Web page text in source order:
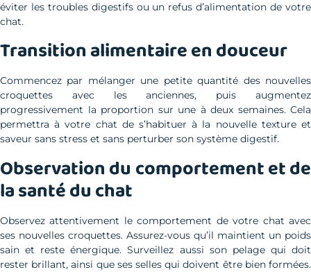
éviter les troubles digestifs ou un refus d’alimentation de votre
chat.
Transition alimentaire en douceur
Commencez par mélanger une petite quantité des nouvelles
croquettes avec les anciennes, puis augmentez
progressivement la proportion sur une à deux semaines. Cela
permettra à votre chat de s’habituer à la nouvelle texture et
saveur sans stress et sans perturber son système digestif.
Observation du comportement et de
la santé du chat
Observez attentivement le comportement de votre chat avec
ses nouvelles croquettes. Assurez-vous qu’il maintient un poids
sain et reste énergique. Surveillez aussi son pelage qui doit
rester brillant, ainsi que ses selles qui doivent être bien formées.